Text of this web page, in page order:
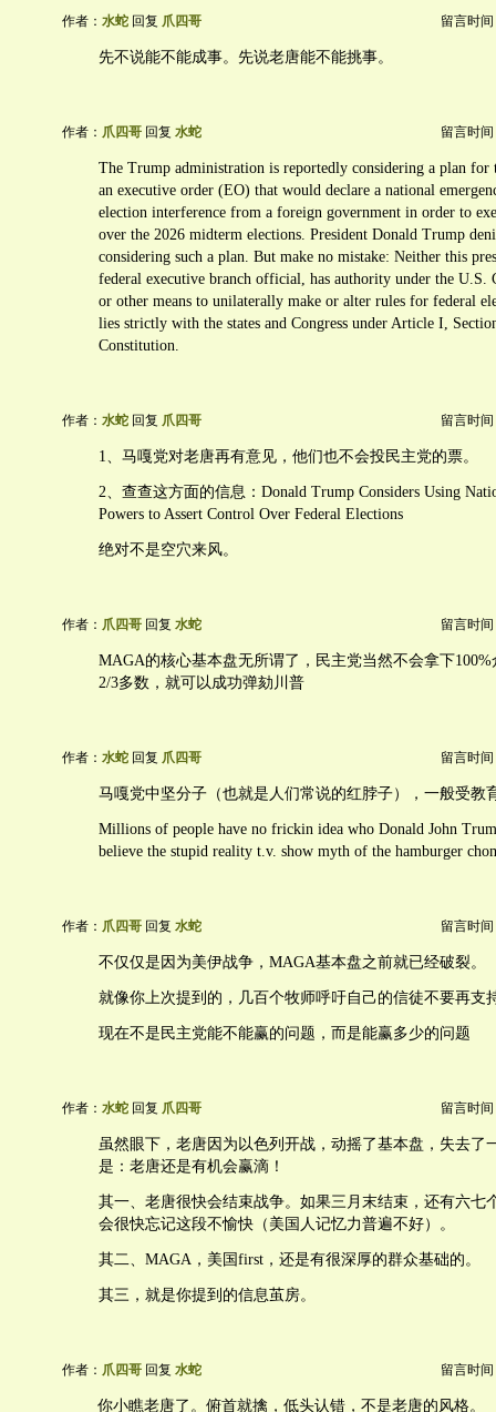
作者： 水蛇 回复 爪四哥 留言时间
先不说能不能成事。先说老唐能不能挑事。
作者： 爪四哥 回复 水蛇 留言时间
The Trump administration is reportedly considering a plan for
an executive order (EO) that would declare a national
election interference from a foreign government in order to
over the 2026 midterm elections. President Donald Trump
considering such a plan. But make no mistake: Neither this
federal executive branch official, has authority under the U.S.
or other means to unilaterally make or alter rules for federal
lies strictly with the states and Congress under Article I,
Constitution.
作者： 水蛇 回复 爪四哥 留言时间
1、马嘎党对老唐再有意见，他们也不会投民主党的票。
2、查查这方面的信息：Donald Trump Considers Using
Powers to Assert Control Over Federal Elections
绝对不是空穴来风。
作者： 爪四哥 回复 水蛇 留言时间
MAGA的核心基本盘无所谓了，民主党当然不会拿下
2/3多数，就可以成功弹劾川普
作者： 水蛇 回复 爪四哥 留言时间
马嘎党中坚分子（也就是人们常说的红脖子），一般受教
Millions of people have no frickin idea who Donald John
believe the stupid reality t.v. show myth of the hamburger
作者： 爪四哥 回复 水蛇 留言时间
不仅仅是因为美伊战争，MAGA基本盘之前就已经破裂。
就像你上次提到的，几百个牧师呼吁自己的信徒不要再支
现在不是民主党能不能赢的问题，而是能赢多少的问题
作者： 水蛇 回复 爪四哥 留言时间
虽然眼下，老唐因为以色列开战，动摇了基本盘，失去了
是：老唐还是有机会赢滴！
其一、老唐很快会结束战争。如果三月末结束，还有六七
会很快忘记这段不愉快（美国人记忆力普遍不好）。
其二、MAGA，美国first，还是有很深厚的群众基础的。
其三，就是你提到的信息茧房。
作者： 爪四哥 回复 水蛇 留言时间
你小瞧老唐了。俯首就擒，低头认错，不是老唐的风格。